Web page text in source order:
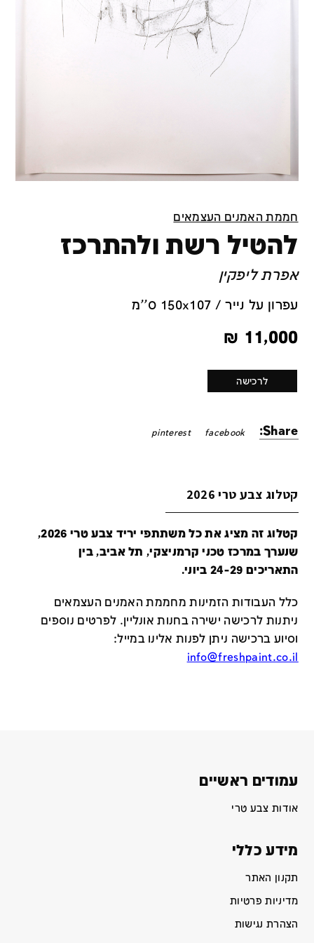
חממת האמנים העצמאים
להטיל רשת ולהתרכז
אפרת ליפקין
עפרון על נייר / 150x107 ס''מ
11,000
₪
לרכישה
Share:
facebook
pinterest
קטלוג צבע טרי 2026
קטלוג זה מציג את כל משתתפי יריד צבע טרי 2026,
שנערך במרכז טכני קרמניצקי, תל אביב, בין
התאריכים 24-29 ביוני.
כלל העבודות הזמינות מחממת האמנים העצמאים
ניתנות לרכישה ישירה בחנות אונליין. לפרטים נוספים
וסיוע ברכישה ניתן לפנות אלינו במייל:
info@freshpaint.co.il
עמודים ראשיים
אודות צבע טרי
מידע כללי
תקנון האתר
מדיניות פרטיות
הצהרת נגישות